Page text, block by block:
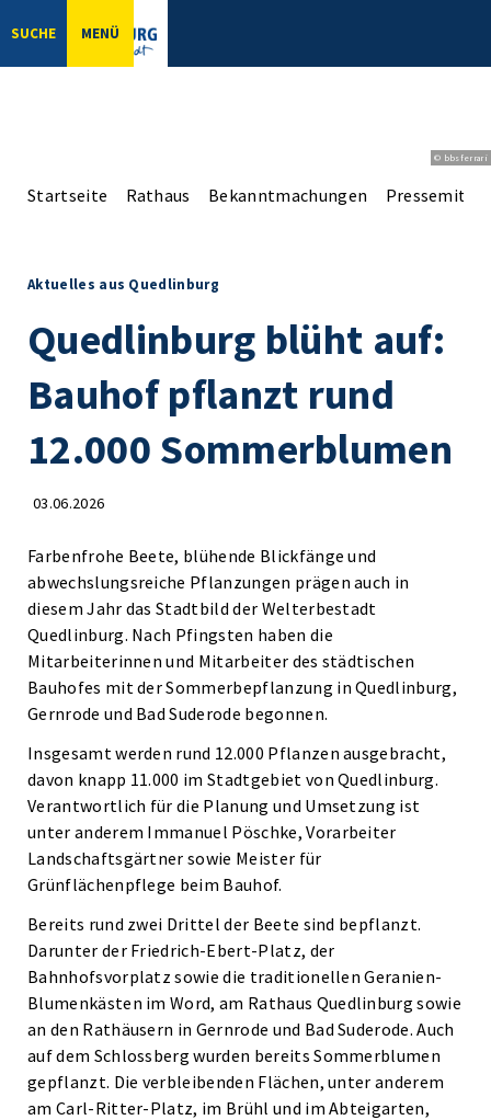
SUCHE MENÜ
© bbsferrari
Startseite Rathaus Bekanntmachungen
Aktuelles aus Quedlinburg
Quedlinburg blüht auf:
Bauhof pflanzt rund
12.000 Sommerblumen
03.06.2026
Farbenfrohe Beete, blühende Blickfänge und
abwechslungsreiche Pflanzungen prägen auch in
diesem Jahr das Stadtbild der Welterbestadt
Quedlinburg. Nach Pfingsten haben die
Mitarbeiterinnen und Mitarbeiter des städtischen
Bauhofes mit der Sommerbepflanzung in Quedlinburg,
Gernrode und Bad Suderode begonnen.
Insgesamt werden rund 12.000 Pflanzen ausgebracht,
davon knapp 11.000 im Stadtgebiet von Quedlinburg.
Verantwortlich für die Planung und Umsetzung ist
unter anderem Immanuel Pöschke, Vorarbeiter
Landschaftsgärtner sowie Meister für
Grünflächenpflege beim Bauhof.
Bereits rund zwei Drittel der Beete sind bepflanzt.
Darunter der Friedrich-Ebert-Platz, der
Bahnhofsvorplatz sowie die traditionellen Geranien-
Blumenkästen im Word, am Rathaus Quedlinburg sowie
an den Rathäusern in Gernrode und Bad Suderode. Auch
auf dem Schlossberg wurden bereits Sommerblumen
gepflanzt. Die verbleibenden Flächen, unter anderem
am Carl-Ritter-Platz, im Brühl und im Abteigarten,